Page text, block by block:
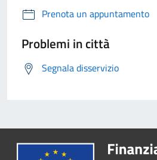
Prenota un appuntamento
Problemi in città
Segnala disservizio